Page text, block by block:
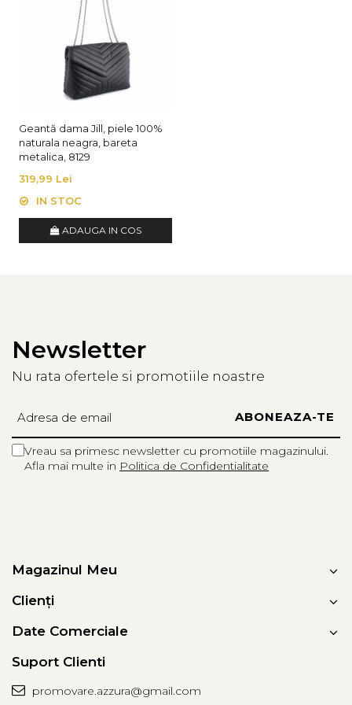
Geantă dama Jill, piele 100%
naturala neagra, bareta
metalica, 8129
319,99 Lei
IN STOC
ADAUGA IN COS
Newsletter
Nu rata ofertele si promotiile noastre
Vreau sa primesc newsletter cu promotiile magazinului.
Afla mai multe in Politica de Confidentialitate
Magazinul Meu
Clienți
Date Comerciale
Suport Clienti
promovare.azzura@gmail.com